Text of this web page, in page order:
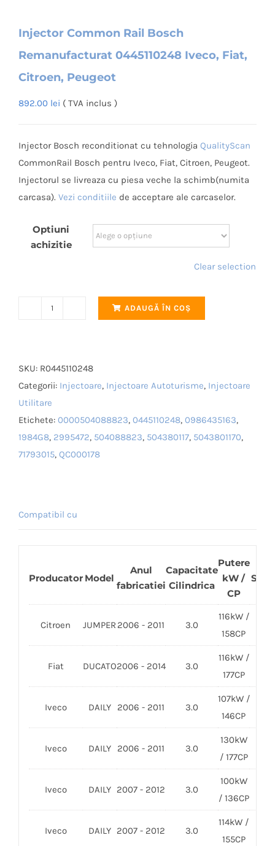
Injector Common Rail Bosch
Remanufacturat 0445110248 Iveco, Fiat,
Citroen, Peugeot
892.00 lei ( TVA inclus )
Injector Bosch reconditionat cu tehnologia QualityScan
CommonRail Bosch pentru Iveco, Fiat, Citroen, Peugeot.
Injectorul se livreaza cu piesa veche la schimb(numita
carcasa). Vezi conditiile de acceptare ale carcaselor.
Optiuni
achizitie
Clear selection
Rail
Bosch
Remanufacturat
0445110248
Iveco,
Fiat,
ADAUGĂ ÎN COȘ
SKU: R0445110248
Categorii: Injectoare, Injectoare Autoturisme, Injectoare
Utilitare
Etichete: 0000504088823, 0445110248, 0986435163,
1984G8, 2995472, 504088823, 504380117, 5043801170,
71793015, QC000178
Compatibil cu
Producator Model
Anul
fabricatiei
Capacitate
Cilindrica
Putere
kW /
CP
Citroen JUMPER 2006 - 2011 3.0
116kW /
158CP
Fiat DUCATO2006 - 2014 3.0
116kW /
177CP
Iveco DAILY 2006 - 2011 3.0
107kW /
146CP
Iveco DAILY 2006 - 2011 3.0
130kW
/ 177CP
Iveco DAILY 2007 - 2012 3.0
100kW
/ 136CP
Iveco DAILY 2007 - 2012 3.0
114kW /
155CP